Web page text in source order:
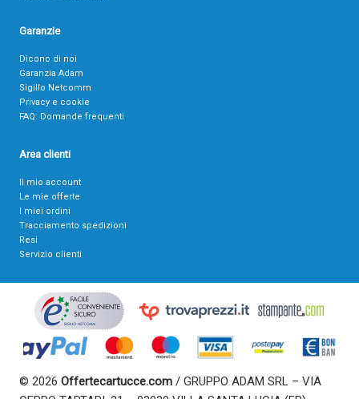
Garanzie
Dicono di noi
Garanzia Adam
Sigillo Netcomm
Privacy e cookie
FAQ: Domande frequenti
Area clienti
Il mio account
Le mie offerte
I miei ordini
Tracciamento spedizioni
Resi
Servizio clienti
© 2026 Offertecartucce.com / GRUPPO ADAM SRL – VIA